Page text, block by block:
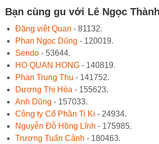
Bạn cùng gu với Lê Ngọc
Đặng việt Quan - 81132.
Phan Ngọc Dũng - 120019.
Sendo - 53644.
HO QUAN HONG - 140819.
Phan Trung Thu - 141752.
Dương Thị Hòa - 155623.
Anh Dũng - 157033.
Công ty Cổ Phần Ti Ki - 24934.
Nguyễn Đỗ Hồng Lĩnh - 175985.
Trương Tuấn Cảnh - 180463.